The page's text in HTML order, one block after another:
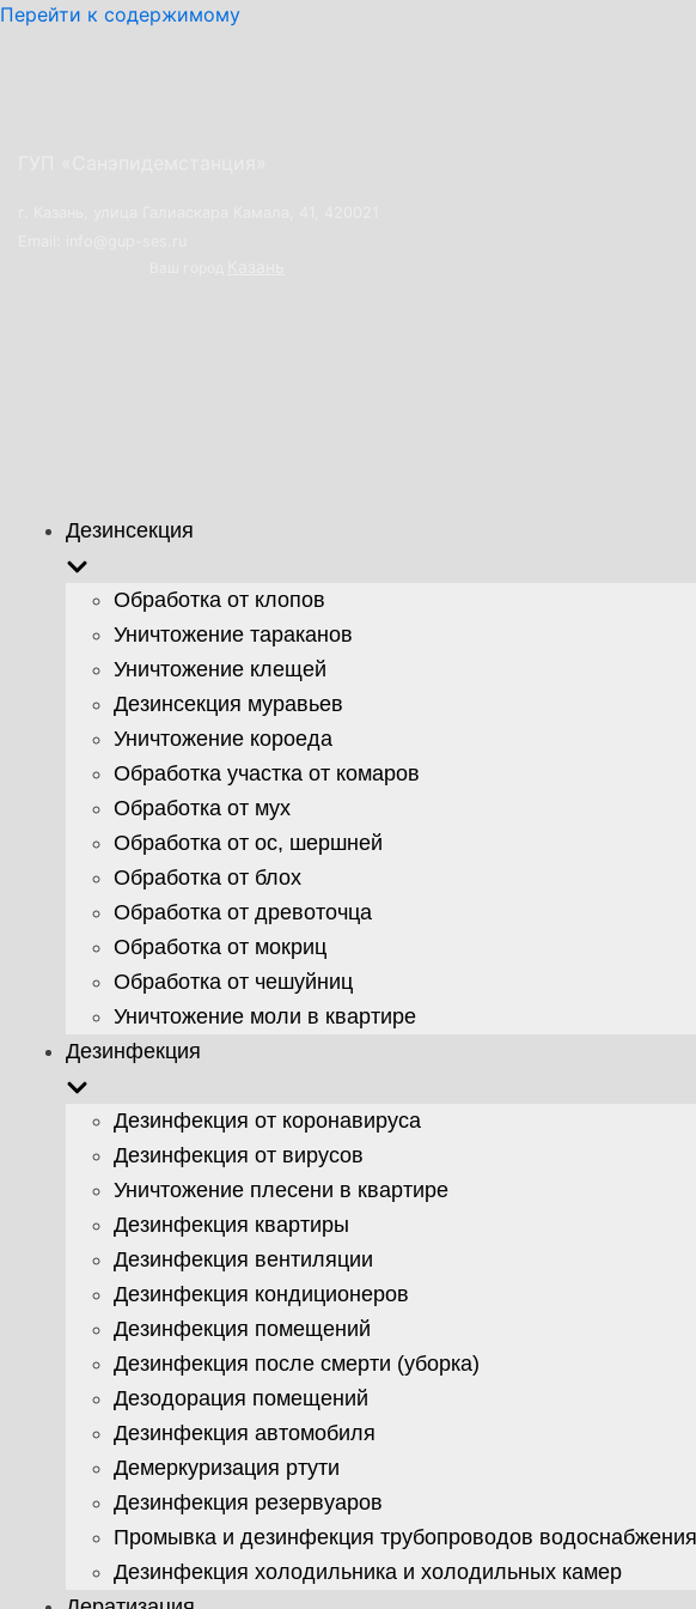
Перейти к содержимому
Дезинсекция
Обработка от клопов
Уничтожение тараканов
Уничтожение клещей
Дезинсекция муравьев
Уничтожение короеда
Обработка участка от комаров
Обработка от мух
Обработка от ос, шершней
Обработка от блох
Обработка от древоточца
Обработка от мокриц
Обработка от чешуйниц
Уничтожение моли в квартире
Дезинфекция
Дезинфекция от коронавируса
Дезинфекция от вирусов
Уничтожение плесени в квартире
Дезинфекция квартиры
Дезинфекция вентиляции
Дезинфекция кондиционеров
Дезинфекция помещений
Дезинфекция после смерти (уборка)
Дезодорация помещений
Дезинфекция автомобиля
Демеркуризация ртути
Дезинфекция резервуаров
Промывка и дезинфекция трубопроводов водоснабжения
Дезинфекция холодильника и холодильных камер